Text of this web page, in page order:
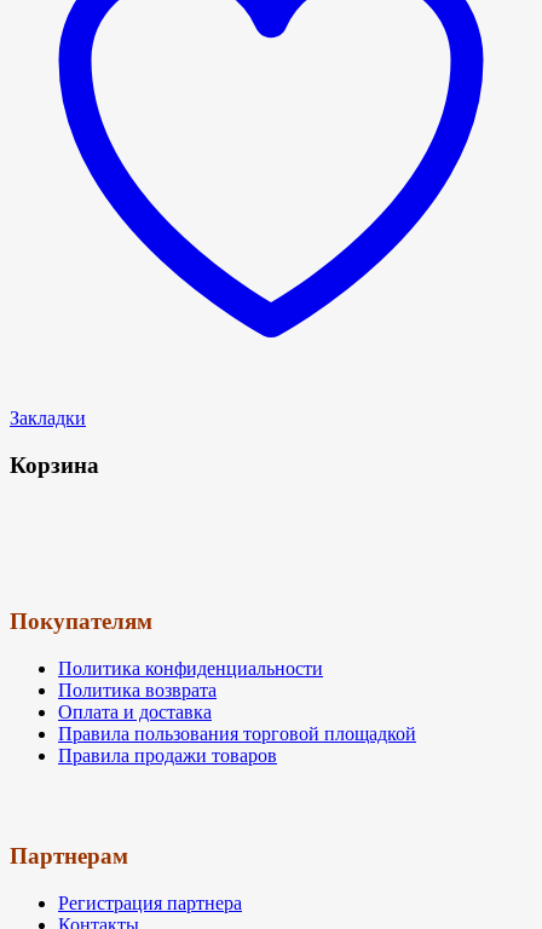
Закладки
Корзина
Покупателям
Политика конфиденциальности
Политика возврата
Оплата и доставка
Правила пользования торговой площадкой
Правила продажи товаров
Партнерам
Регистрация партнера
Контакты